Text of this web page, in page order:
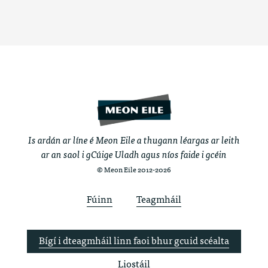
Is ardán ar líne é Meon Eile a thugann léargas ar leith
ar an saol i gCúige Uladh agus níos faide i gcéin
© Meon Eile 2012-2026
Fúinn Teagmháil
Bígí i dteagmháil linn faoi bhur gcuid scéalta
Liostáil